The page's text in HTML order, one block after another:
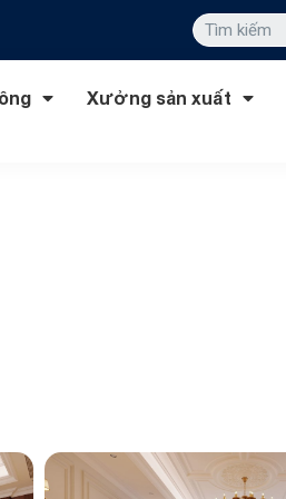
Xưởng sản xuất